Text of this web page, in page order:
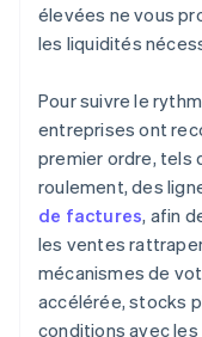
élevées ne vous
les liquidités
Pour suivre le
entreprises ont
premier ordre, tels
roulement, des
de factures, afin
les ventes
mécanismes de
accélérée, stocks
conditions avec